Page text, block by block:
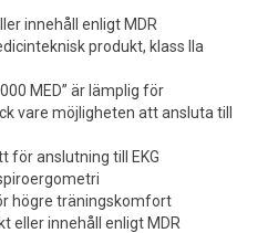
innehåll enligt MDR
produkt, klass IIa
MED” är lämplig för
vare möjligheten att ansluta till
för anslutning till EKG
högre träningskomfort
eller innehåll enligt MDR